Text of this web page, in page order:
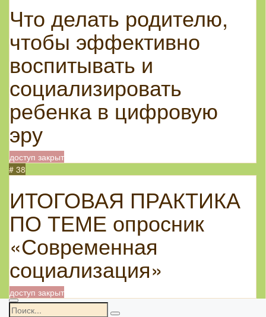
Что делать родителю,
чтобы эффективно
воспитывать и
социализировать
ребенка в цифровую
эру
доступ закрыт
# 38
ИТОГОВАЯ ПРАКТИКА
ПО ТЕМЕ опросник
«Современная
социализация»
доступ закрыт